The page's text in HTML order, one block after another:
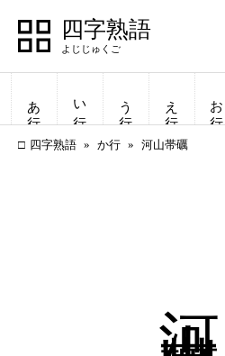
四字熟語
四字熟語
あ行 い行 う行 え行 お行
四字熟語 か行 河山帯礪
四字熟語